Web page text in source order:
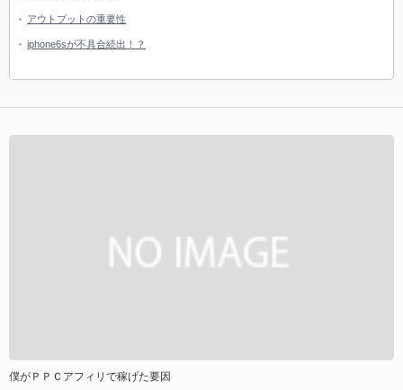
アウトプットの重要性
iphone6sが不具合続出！？
僕がＰＰＣアフィリで稼げた要因